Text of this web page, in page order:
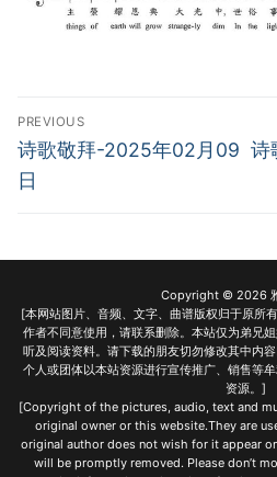
Post
navigation
PREVIOUS
Previous
post:
诗歌敬拜-2025年02月09
日
诗
Copyright © 2026
[本网站图片、音频、文字、曲谱版权归于原所
作者不同意使用，请联系删除。本站仅为弟兄
听及阅读资料。请下载的朋友切勿修改其中内
个人或团体以本站资源进行宣传推广、销售等
资源。]
[Copyright of the pictures, audio, text and
original owner or this website.They are
original author does not wish for it appear
will be promptly removed. Please don’t